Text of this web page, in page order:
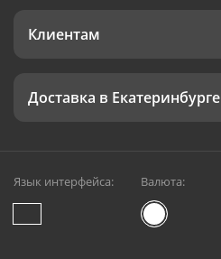
Клиентам
Доставка в Екатеринбурге
Язык интерфейса: Валюта: